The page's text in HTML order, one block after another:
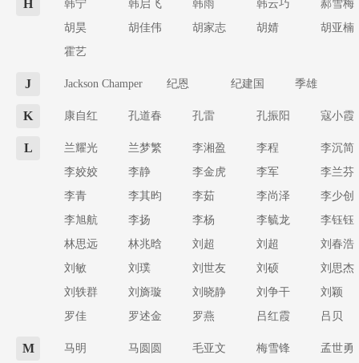
H 韩宁 韩启飞 韩雨 韩云巧
郝雪梅
胡昊
胡佳伟 胡家志 胡婧
胡亚楠
霍艺
J Jackson Champer 纪恩 纪建国 季雄
K 康自红 孔道春 孔雷 孔振阳 寇小霞
L 兰耀光 兰梦繁 李湘盈 李程
李沉简
李姣姣
李静 李金虎 李军
李兰芬
李青
李其昀 李茹 李尚泽
李少创
李旭航
李扬 李杨 李毓龙
李钰钰
林思远
林兆晗 刘超 刘超
刘春浩
刘敏
刘璞 刘世友 刘硕
刘思杰
刘轶群
刘旖璇 刘晓静 刘争干
刘颖
罗佳
罗述金 罗燕 吕红霞 吕贝
M 马明 马圆圆 毛亚文 梅雪锋 孟世勇